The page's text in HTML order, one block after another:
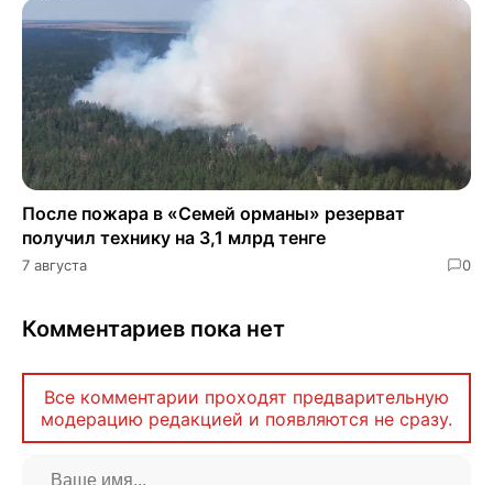
После пожара в «Семей орманы» резерват
получил технику на 3,1 млрд тенге
7 августа 0
Комментариев пока нет
Все комментарии проходят предварительную
модерацию редакцией и появляются не сразу.